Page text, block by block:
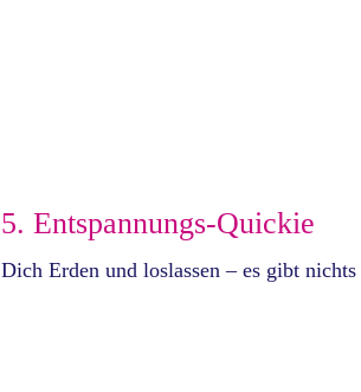
5. Entspannungs-Quickie
Dich Erden und loslassen – es gibt